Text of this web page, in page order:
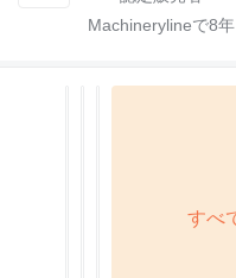
Machinerylineで8年